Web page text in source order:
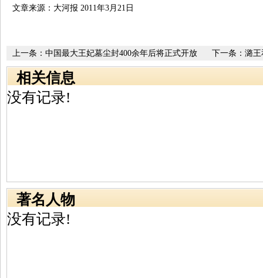
文章来源：大河报 2011年3月21日
下一条： 潞王
上一条： 中国最大王妃墓尘封400余年后将正式开放
相关信息
没有记录!
著名人物
没有记录!